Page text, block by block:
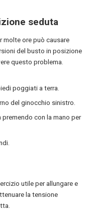
seduta
molte ore può causare
del busto in posizione
questo problema.
poggiati a terra.
del ginocchio sinistro.
con la mano per
utile per allungare e
la tensione